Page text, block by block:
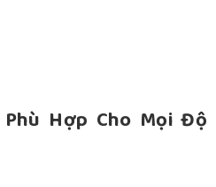
Hợp Cho Mọi Độ